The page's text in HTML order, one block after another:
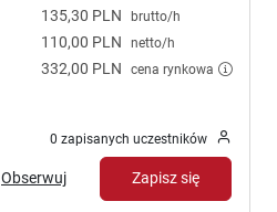
135,30 PLN brutto/h
110,00 PLN netto/h
332,00 PLN cena rynkowa
0 zapisanych uczestników
Obserwuj Zapisz się